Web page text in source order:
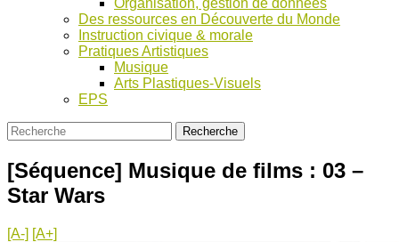
Organisation, gestion de données
Des ressources en Découverte du Monde
Instruction civique & morale
Pratiques Artistiques
Musique
Arts Plastiques-Visuels
EPS
[Séquence] Musique de films : 03 –
Star Wars
[A-] [A+]